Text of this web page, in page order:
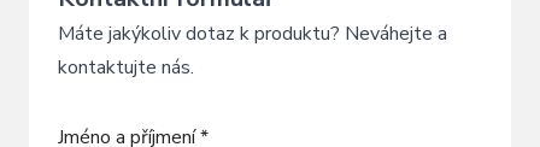
Máte jakýkoliv dotaz k produktu? Neváhejte a
kontaktujte nás.
Jméno a příjmení *